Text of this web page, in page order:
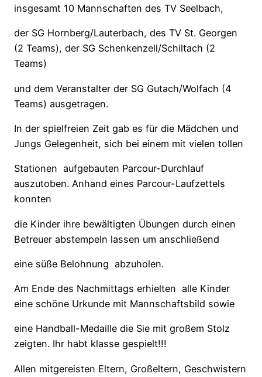
insgesamt 10 Mannschaften des TV Seelbach,
der SG Hornberg/Lauterbach, des TV St. Georgen
(2 Teams), der SG Schenkenzell/Schiltach (2
Teams)
und dem Veranstalter der SG Gutach/Wolfach (4
Teams) ausgetragen.
In der spielfreien Zeit gab es für die Mädchen und
Jungs Gelegenheit, sich bei einem mit vielen tollen
Stationen aufgebauten Parcour-Durchlauf
auszutoben. Anhand eines Parcour-Laufzettels
konnten
die Kinder ihre bewältigten Übungen durch einen
Betreuer abstempeln lassen um anschließend
eine süße Belohnung abzuholen.
Am Ende des Nachmittags erhielten alle Kinder
eine schöne Urkunde mit Mannschaftsbild sowie
eine Handball-Medaille die Sie mit großem Stolz
zeigten. Ihr habt klasse gespielt!!!
Allen mitgereisten Eltern, Großeltern, Geschwistern